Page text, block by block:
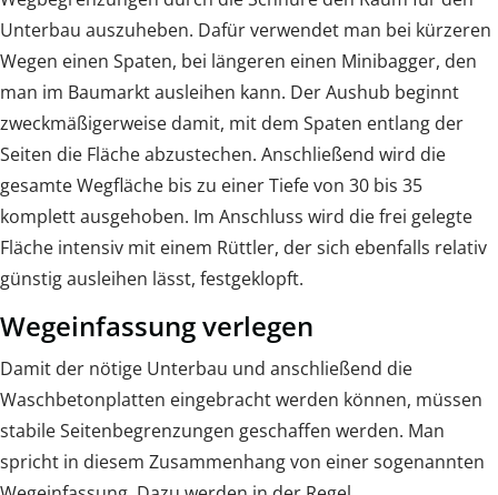
Unterbau auszuheben. Dafür verwendet man bei kürzeren
Wegen einen Spaten, bei längeren einen Minibagger, den
man im Baumarkt ausleihen kann. Der Aushub beginnt
zweckmäßigerweise damit, mit dem Spaten entlang der
Seiten die Fläche abzustechen. Anschließend wird die
gesamte Wegfläche bis zu einer Tiefe von 30 bis 35
komplett ausgehoben. Im Anschluss wird die frei gelegte
Fläche intensiv mit einem Rüttler, der sich ebenfalls relativ
günstig ausleihen lässt, festgeklopft.
Wegeinfassung verlegen
Damit der nötige Unterbau und anschließend die
Waschbetonplatten eingebracht werden können, müssen
stabile Seitenbegrenzungen geschaffen werden. Man
spricht in diesem Zusammenhang von einer sogenannten